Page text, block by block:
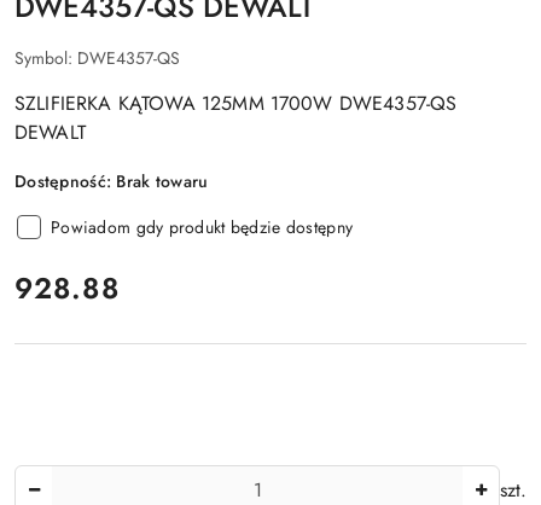
Symbol: DWE4357-QS
SZLIFIERKA KĄTOWA 125MM 1700W DWE4357-QS
DEWALT
Dostępność: Brak towaru
Powiadom gdy produkt będzie dostępny
cena:
928.88
szt.